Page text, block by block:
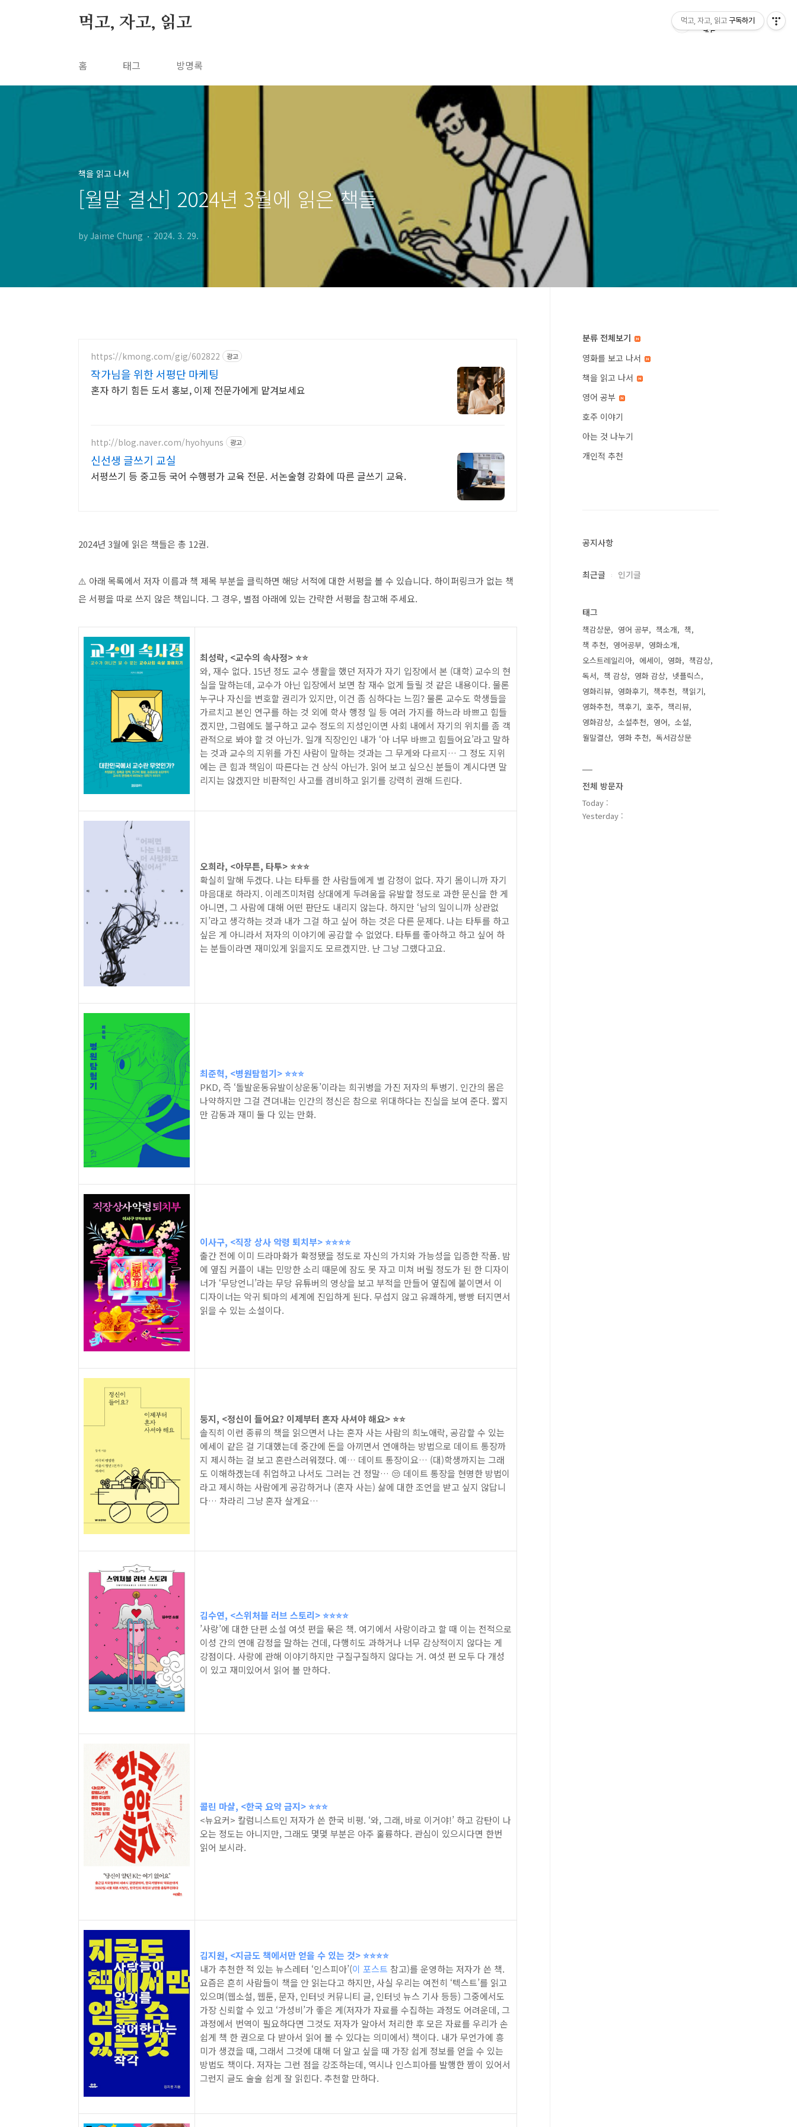
먹고, 자고, 읽고
홈 태그 방명록
책을 읽고 나서
[월말 결산] 2024년 3월에 읽은 책들
by Jaime Chung 2024. 3. 29.
https://kmong.com/gig/602822 광고
작가님을 위한 서평단 마케팅
혼자 하기 힘든 도서 홍보, 이제 전문가에게 맡겨보세요
http://blog.naver.com/hyohyuns 광고
신선생 글쓰기 교실
서평쓰기 등 중고등 국어 수행평가 교육 전문. 서논술형 강화에 따른 글쓰기 교육.
2024년 3월에 읽은 책들은 총 12권.
⚠️ 아래 목록에서 저자 이름과 책 제목 부분을 클릭하면 해당 서적에 대한 서평을 볼 수 있습니다. 하이퍼링크가 없는 책
은 서평을 따로 쓰지 않은 책입니다. 그 경우, 별점 아래에 있는 간략한 서평을 참고해 주세요.
최성락, <교수의 속사정> ⭐️⭐️
와, 재수 없다. 15년 정도 교수 생활을 했던 저자가 자기 입장에서 본 (대학) 교수의 현
실을 말하는데, 교수가 아닌 입장에서 보면 참 재수 없게 들릴 것 같은 내용이다. 물론
누구나 자신을 변호할 권리가 있지만, 이건 좀 심하다는 느낌? 물론 교수도 학생들을
가르치고 본인 연구를 하는 것 외에 학사 행정 일 등 여러 가지를 하느라 바쁘고 힘들
겠지만, 그럼에도 불구하고 교수 정도의 지성인이면 사회 내에서 자기의 위치를 좀 객
관적으로 봐야 할 것 아닌가. 일개 직장인인 내가 ‘아 너무 바쁘고 힘들어요’라고 말하
는 것과 교수의 지위를 가진 사람이 말하는 것과는 그 무게와 다르지… 그 정도 지위
에는 큰 힘과 책임이 따른다는 건 상식 아닌가. 읽어 보고 싶으신 분들이 계시다면 말
리지는 않겠지만 비판적인 사고를 겸비하고 읽기를 강력히 권해 드린다.
오희라, <아무튼, 타투> ⭐️⭐️⭐️
확실히 말해 두겠다. 나는 타투를 한 사람들에게 별 감정이 없다. 자기 몸이니까 자기
마음대로 하라지. 이레즈미처럼 상대에게 두려움을 유발할 정도로 과한 문신을 한 게
아니면, 그 사람에 대해 어떤 판단도 내리지 않는다. 하지만 ‘남의 일이니까 상관없
지’라고 생각하는 것과 내가 그걸 하고 싶어 하는 것은 다른 문제다. 나는 타투를 하고
싶은 게 아니라서 저자의 이야기에 공감할 수 없었다. 타투를 좋아하고 하고 싶어 하
는 분들이라면 재미있게 읽을지도 모르겠지만. 난 그냥 그랬다고요.
최준혁, <병원탐험기> ⭐️⭐️⭐️
PKD, 즉 ‘돌발운동유발이상운동’이라는 희귀병을 가진 저자의 투병기. 인간의 몸은
나약하지만 그걸 견뎌내는 인간의 정신은 참으로 위대하다는 진실을 보여 준다. 짧지
만 감동과 재미 둘 다 있는 만화.
이사구, <직장 상사 악령 퇴치부> ⭐️⭐️⭐️⭐️
출간 전에 이미 드라마화가 확정됐을 정도로 자신의 가치와 가능성을 입증한 작품. 밤
에 옆집 커플이 내는 민망한 소리 때문에 잠도 못 자고 미쳐 버릴 정도가 된 한 디자이
너가 ‘무당언니’라는 무당 유튜버의 영상을 보고 부적을 만들어 옆집에 붙이면서 이
디자이너는 악귀 퇴마의 세계에 진입하게 된다. 무섭지 않고 유쾌하게, 빵빵 터지면서
읽을 수 있는 소설이다.
둥지, <정신이 들어요? 이제부터 혼자 사셔야 해요> ⭐️⭐️
솔직히 이런 종류의 책을 읽으면서 나는 혼자 사는 사람의 희노애락, 공감할 수 있는
에세이 같은 걸 기대했는데 중간에 돈을 아끼면서 연애하는 방법으로 데이트 통장까
지 제시하는 걸 보고 혼란스러워졌다. 예… 데이트 통장이요… (대)학생까지는 그래
도 이해하겠는데 취업하고 나서도 그러는 건 정말… 😒 데이트 통장을 현명한 방법이
라고 제시하는 사람에게 공감하거나 (혼자 사는) 삶에 대한 조언을 받고 싶지 않답니
다… 차라리 그냥 혼자 살게요…
김수연, <스위처블 러브 스토리> ⭐️⭐️⭐️⭐️
’사랑’에 대한 단편 소설 여섯 편을 묶은 책. 여기에서 사랑이라고 할 때 이는 전적으로
이성 간의 연애 감정을 말하는 건데, 다행히도 과하거나 너무 감상적이지 않다는 게
강점이다. 사랑에 관해 이야기하지만 구질구질하지 않다는 거. 여섯 편 모두 다 개성
이 있고 재미있어서 읽어 볼 만하다.
콜린 마샬, <한국 요약 금지> ⭐️⭐️⭐️
<뉴요커> 칼럼니스트인 저자가 쓴 한국 비평. ‘와, 그래, 바로 이거야!’ 하고 감탄이 나
오는 정도는 아니지만, 그래도 몇몇 부분은 아주 훌륭하다. 관심이 있으시다면 한번
읽어 보시라.
김지원, <지금도 책에서만 얻을 수 있는 것> ⭐️⭐️⭐️⭐️
내가 추천한 적 있는 뉴스레터 ‘인스피아’(이 포스트 참고)를 운영하는 저자가 쓴 책.
요즘은 흔히 사람들이 책을 안 읽는다고 하지만, 사실 우리는 여전히 ‘텍스트’를 읽고
있으며(웹소설, 웹툰, 문자, 인터넷 커뮤니티 글, 인터넷 뉴스 기사 등등) 그중에서도
가장 신뢰할 수 있고 ‘가성비’가 좋은 게(저자가 자료를 수집하는 과정도 어려운데, 그
과정에서 번역이 필요하다면 그것도 저자가 알아서 처리한 후 모은 자료를 우리가 손
쉽게 책 한 권으로 다 받아서 읽어 볼 수 있다는 의미에서) 책이다. 내가 무언가에 흥
미가 생겼을 때, 그래서 그것에 대해 더 알고 싶을 때 가장 쉽게 정보를 얻을 수 있는
방법도 책이다. 저자는 그런 점을 강조하는데, 역시나 인스피아를 발행한 짬이 있어서
그런지 글도 술술 쉽게 잘 읽힌다. 추천할 만하다.
분류 전체보기
영화를 보고 나서
책을 읽고 나서
영어 공부
호주 이야기
아는 것 나누기
개인적 추천
공지사항
최근글 인기글
태그
책감상문 영어 공부 책소개
책
책 추천
영어공부
영화소개
오스트레일리아
에세이 영화
책감상
독서
책 감상 영화 감상
넷플릭스
영화리뷰
영화후기 책추천
책읽기
영화추천
책후기 호주
책리뷰
영화감상
소설추천 영어
소설
월말결산
영화 추천 독서감상문
전체 방문자
Today :
Yesterday :
먹고, 자고, 읽고 구독하기